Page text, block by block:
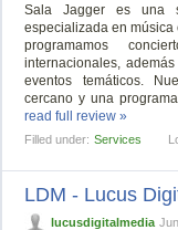
Sala Jagger es una
especializada en música
programamos
internacionales,
eventos temáticos.
cercano y una
read full review »
Filled under: Services
LDM - Lucus
lucusdigitalmedia